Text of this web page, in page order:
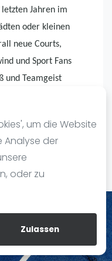
um die Website
Analyse der
oder zu
Zulassen
Jahren im
oder kleinen
neue Courts,
und Sport Fans
und Teamgeist
der viele Leute in
diesen Sport so
das auch auf